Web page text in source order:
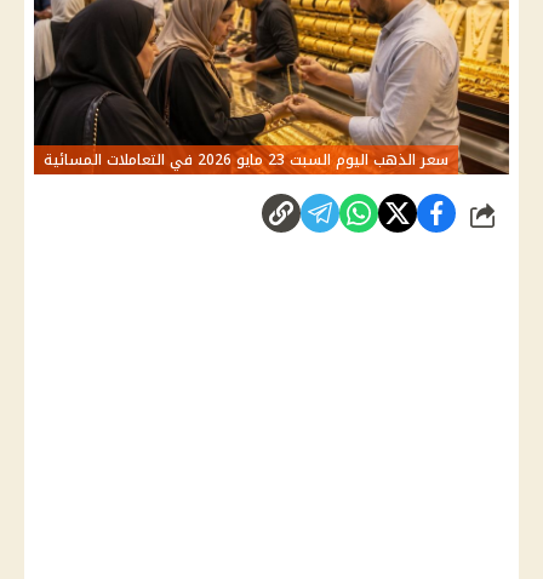
سعر الذهب اليوم السبت 23 مايو 2026 في التعاملات المسائية
شارك